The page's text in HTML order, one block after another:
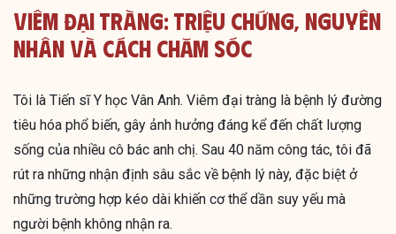
Viêm Đại Tràng: Triệu Chứng, Nguyên
Nhân Và Cách Chăm Sóc
Tôi là Tiến sĩ Y học Vân Anh. Viêm đại tràng là bệnh lý đường
tiêu hóa phổ biến, gây ảnh hưởng đáng kể đến chất lượng
sống của nhiều cô bác anh chị. Sau 40 năm công tác, tôi đã
rút ra những nhận định sâu sắc về bệnh lý này, đặc biệt ở
những trường hợp kéo dài khiến cơ thể dần suy yếu mà
người bệnh không nhận ra.